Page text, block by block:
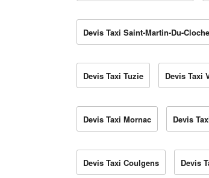
Devis Taxi Saint-Martin-Du-
Devis Taxi Tuzie Devis Taxi
Devis Taxi Mornac Devis
Devis Taxi Coulgens Devis